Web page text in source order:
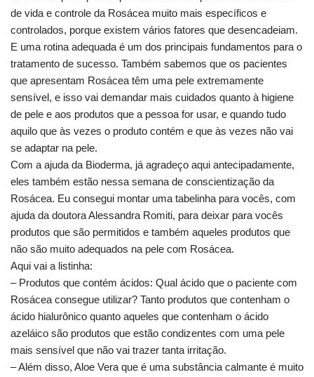
de vida e controle da Rosácea muito mais específicos e
controlados, porque existem vários fatores que desencadeiam.
E uma rotina adequada é um dos principais fundamentos para o
tratamento de sucesso. Também sabemos que os pacientes
que apresentam Rosácea têm uma pele extremamente
sensível, e isso vai demandar mais cuidados quanto à higiene
de pele e aos produtos que a pessoa for usar, e quando tudo
aquilo que às vezes o produto contém e que às vezes não vai
se adaptar na pele.
Com a ajuda da Bioderma, já agradeço aqui antecipadamente,
eles também estão nessa semana de conscientização da
Rosácea. Eu consegui montar uma tabelinha para vocês, com
ajuda da doutora Alessandra Romiti, para deixar para vocês
produtos que são permitidos e também aqueles produtos que
não são muito adequados na pele com Rosácea.
Aqui vai a listinha:
– Produtos que contém ácidos: Qual ácido que o paciente com
Rosácea consegue utilizar? Tanto produtos que contenham o
ácido hialurônico quanto aqueles que contenham o ácido
azeláico são produtos que estão condizentes com uma pele
mais sensível que não vai trazer tanta irritação.
– Além disso, Aloe Vera que é uma substância calmante é muito